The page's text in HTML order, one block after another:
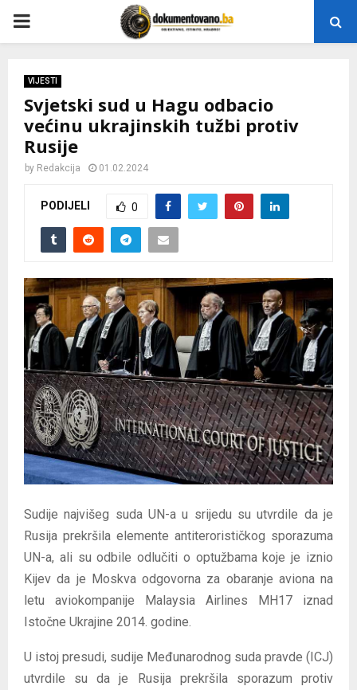
P
M
Y
M
E
N
U
VIJESTI
Svjetski sud u Hagu odbacio
većinu ukrajinskih tužbi protiv
Rusije
by Redakcija 01.02.2024
PODIJELI 0
Sudije najvišeg suda UN-a u srijedu su utvrdile da je
Rusija prekršila elemente antiterorističkog sporazuma
UN-a, ali su odbile odlučiti o optužbama koje je iznio
Kijev da je Moskva odgovorna za obaranje aviona na
letu aviokompanije Malaysia Airlines MH17 iznad
Istočne Ukrajine 2014. godine.
U istoj presudi, sudije Međunarodnog suda pravde (ICJ)
utvrdile su da je Rusija prekršila sporazum protiv